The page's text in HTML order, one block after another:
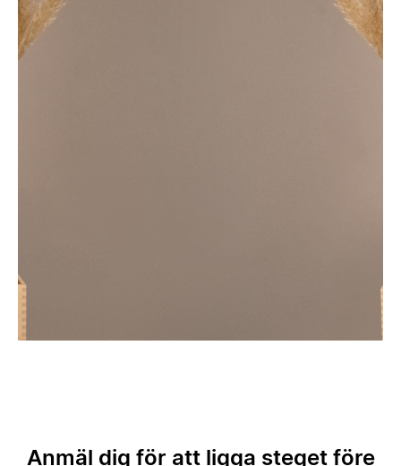
Anmäl dig för att ligga steget före